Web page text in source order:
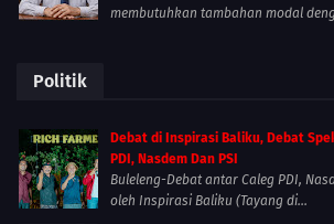
membutuhkan tambahan modal
Politik
Debat di Inspirasi Baliku, Debat
PDI, Nasdem Dan PSI
Buleleng-Debat antar Caleg PDI,
oleh Inspirasi Baliku (Tayang di...